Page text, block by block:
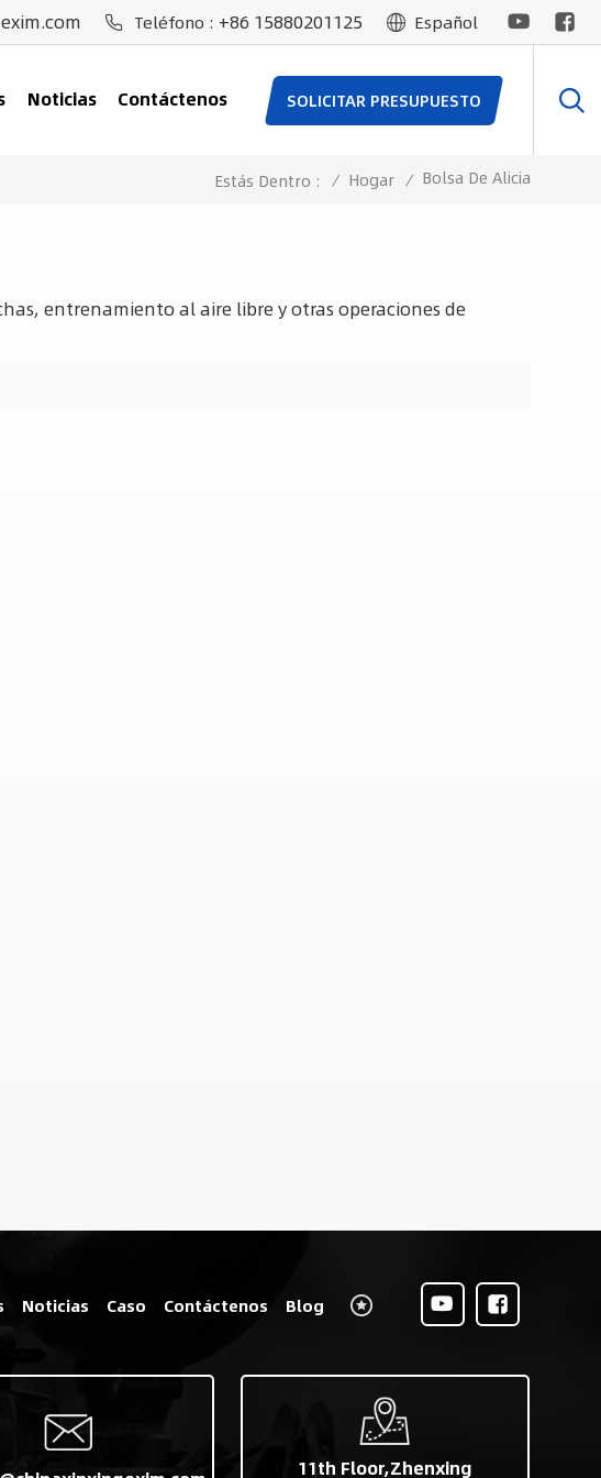
Teléfono : +86 15880201125 Español
Noticias Contáctenos SOLICITAR PRESUPUESTO
Estás Dentro : / Hogar / Bolsa De Alicia
entrenamiento al aire libre y otras operaciones de
Noticias Caso Contáctenos Blog
11th Floor,Zhenxing